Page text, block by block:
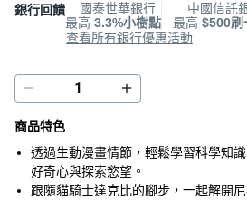
銀行回饋
國泰世華銀行
最高 3.3%小樹點
中國信託
最高 $500刷
查看所有銀行優惠活動
商品特色
透過生動漫畫情節，輕鬆學習科學知
好奇心與探索慾望。
跟隨貓騎士達克比的腳步，一起解開